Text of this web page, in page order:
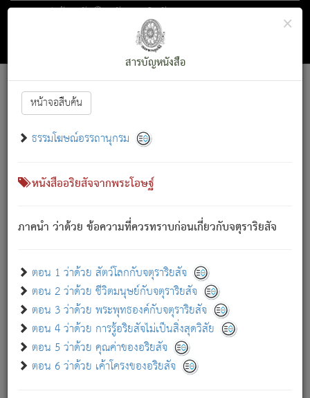
ตอน 1 ว่าด้วย สัตว์โลกกับจตุราริยสัจ
สารบัญ×
สารบัญหนังสือ
หน้าจอสืบค้น
ธรรมโฆษณ์อรรถานุกรม
หนังสืออริยสัจจากพระโอษฐ์
ภาคนำ ว่าด้วย ข้อความที่ควรทราบก่อนเกี่ยวกับจตุราริยสัจ
ตอน 1 ว่าด้วย สัตว์โลกกับจตุราริยสัจ
ตอน 2 ว่าด้วย ชีวิตมนุษย์กับจตุราริยสัจ
ตอน 3 ว่าด้วย พระพุทธองค์กับจตุราริยสัจ
ตอน 4 ว่าด้วย การรู้อริยสัจไม่เป็นสิ่งสุดวิสัย
ตอน 5 ว่าด้วย คุณค่าของอริยสัจ
ตอน 6 ว่าด้วย เค้าโครงของอริยสัจ
Font :15 ]||
สัตว์โลกนี้ เกิดความเดือดร้อนแล้ว มีผัสสะบังหน้า
เขาสำคัญสิ่งใด โดยความเป็นประการใด แต่สิ่งนั้นย่อมเป็น
(ตามที่เป็นจริง) โดยประการอื่นจากที่เขาสำคัญนั้น
สัตว์โลกติดข้องอยู่ในภพ ถูกภพบังหน้าแล้ว มีภพโดยความ
เป็นอย่างอื่น (จากที่มันเป็นอยู่จริง) จึงได้เพลิดเพลินยิ่งนักในภพ
เขาเพลิดเพลินยิ่งนักในสิ่งใด สิ่งนั้นเป็นภัย (ที่เขาไม่รู้จัก)
เขากลัวต่อสิ่งใดสิ่งนั้นเป็นทุกข์
พรหมจรรย์นี้ อันบุคคลย่อมประพฤติ ก็เพื่อการละขาดซึ่ง
ภพ.
สมณะหรือพราหมณ์เหล่าใด กล่าวความหลุดพ้นจากภพว่า
มีได้เพราะภพ เรากล่าวว่า สมณะหรือพราหมณ์ทั้งปวงนั้น
มิใช่ผู้หลดพ้นจากภพ.